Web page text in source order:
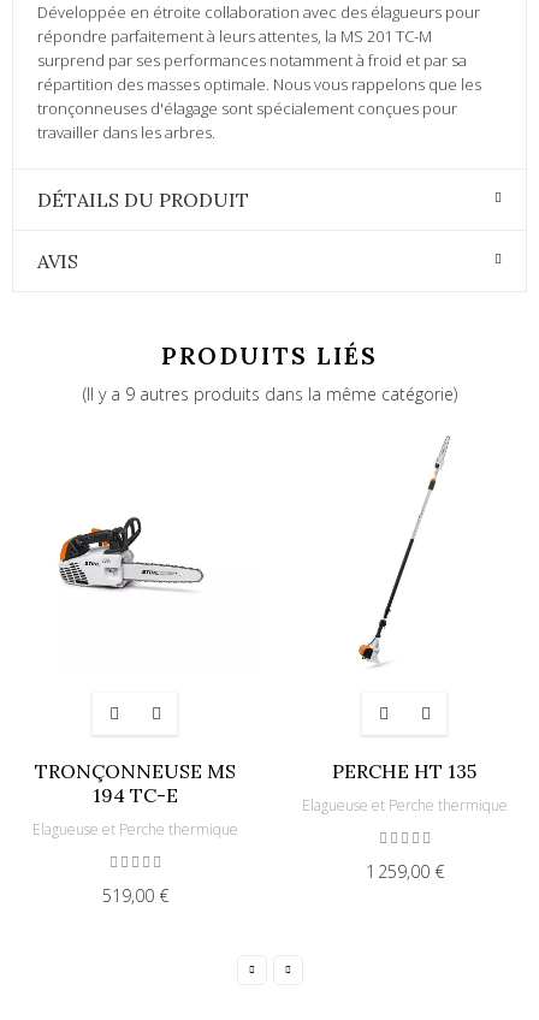
Développée en étroite collaboration avec des élagueurs pour
répondre parfaitement à leurs attentes, la MS 201 TC-M
surprend par ses performances notamment à froid et par sa
répartition des masses optimale. Nous vous rappelons que les
tronçonneuses d'élagage sont spécialement conçues pour
travailler dans les arbres.
DÉTAILS DU PRODUIT
AVIS
PRODUITS LIÉS
(Il y a 9 autres produits dans la même catégorie)
TRONÇONNEUSE MS
194 TC-E
Elagueuse et Perche thermique
519,00 €
PERCHE HT 135
Elagueuse et Perche thermique
1 259,00 €